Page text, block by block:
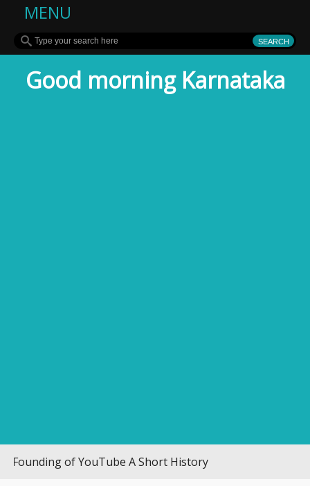
MENU
Good morning Karnataka
of YouTube A Short History